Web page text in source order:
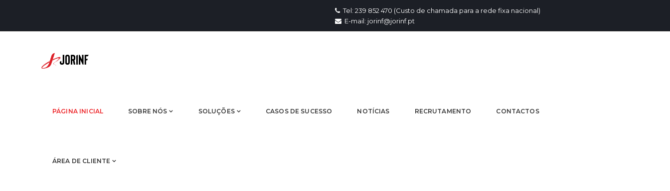
Tel: 239 852 470 (Custo de chamada para a rede fixa nacional)
E-mail: jorinf@jorinf.pt
PÁGINA INICIAL SOBRE NÓS SOLUÇÕES CASOS DE SUCESSO NOTÍCIAS RECRUTAMENTO CONTACTOS
ÁREA DE CLIENTE